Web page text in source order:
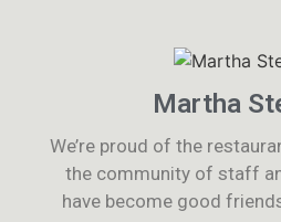
Martha
We’re proud of the
the community of staff
have become good